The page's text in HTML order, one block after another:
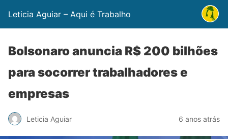
Leticia Aguiar – Aqui é Trabalho
Bolsonaro anuncia R$ 200 bilhões
para socorrer trabalhadores e
empresas
Leticia Aguiar 6 anos atrás